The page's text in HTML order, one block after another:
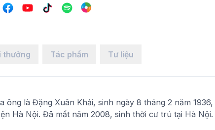
thưởng Tác phẩm Tư liệu
ông là Đặng Xuân Khải, sinh ngày 8 tháng 2 năm
Hà Nội. Đã mất năm 2008, sinh thời cư trú tại Hà Nội.